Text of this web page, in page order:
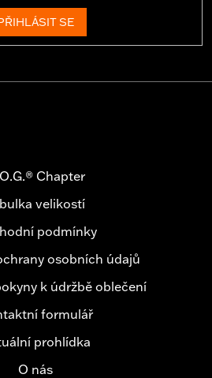
SE
Chapter
velikostí
podmínky
osobních údajů
k údržbě oblečení
formulář
prohlídka
O nás